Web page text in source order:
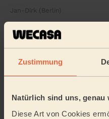
Zustimmung
Natürlich sind uns, genau
Diese Art von Cookies
Jan-Dirk (Berlin)
5/5
He is doing a thorough